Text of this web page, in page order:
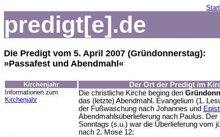
predigt[e].de
Die Predigt vom 5. April 2007 (Gründonnerstag):
»Passafest und Abendmahl«
Kirchenjahr
Informationen zum
Kirchenjahr
Der Ort der Predigt im
Die christliche Kirche beging den
das (letzte) Abendmahl. Evangelium (1.
der Fußwaschung nach Johannes und
Abendmahlsüberlieferung nach Paulus.
Sonntags (s.u.) war die Überlieferung vom
nach 2. Mose 12: